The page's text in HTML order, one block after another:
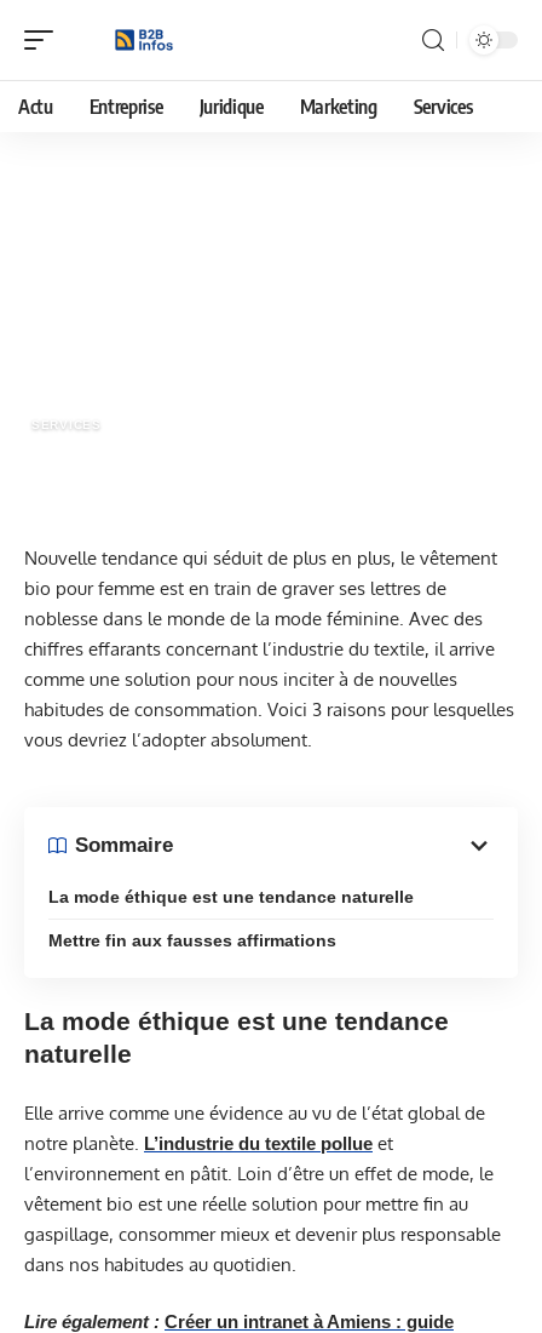
Actu Entreprise Juridique Marketing Services
SERVICES
Nouvelle tendance qui séduit de plus en plus, le vêtement
bio pour femme est en train de graver ses lettres de
noblesse dans le monde de la mode féminine. Avec des
chiffres effarants concernant l’industrie du textile, il arrive
comme une solution pour nous inciter à de nouvelles
habitudes de consommation. Voici 3 raisons pour lesquelles
vous devriez l’adopter absolument.
Sommaire
La mode éthique est une tendance naturelle
Mettre fin aux fausses affirmations
La mode éthique est une tendance
naturelle
Elle arrive comme une évidence au vu de l’état global de
notre planète. L’industrie du textile pollue et
l’environnement en pâtit. Loin d’être un effet de mode, le
vêtement bio est une réelle solution pour mettre fin au
gaspillage, consommer mieux et devenir plus responsable
dans nos habitudes au quotidien.
Lire également : Créer un intranet à Amiens : guide